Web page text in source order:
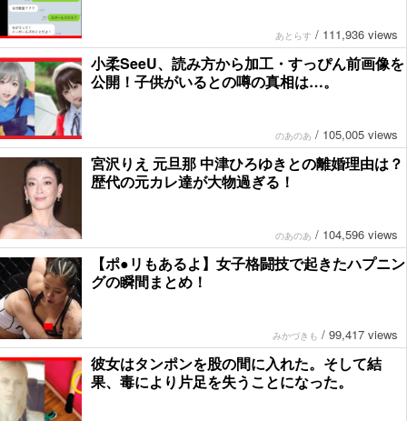
あとらす / 111,936 views
小柔SeeU、読み方から加工・すっぴん前画像を
公開！子供がいるとの噂の真相は…。
のあのあ / 105,005 views
宮沢りえ 元旦那 中津ひろゆきとの離婚理由は？
歴代の元カレ達が大物過ぎる！
のあのあ / 104,596 views
【ポ●リもあるよ】女子格闘技で起きたハプニン
グの瞬間まとめ！
みかづきも / 99,417 views
彼女はタンポンを股の間に入れた。そして結
果、毒により片足を失うことになった。